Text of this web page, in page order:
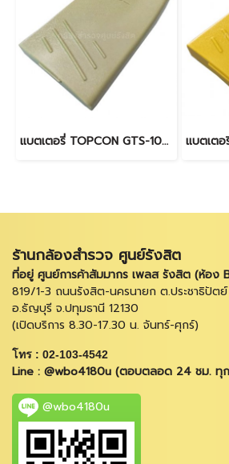
แบตเตอรี่ TOPCON GTS-100 Series
ร้านกล้องสำรวจ ศูนย์รังสิต
ที่อยู่ ศูนย์การค้าสัมมากร เพลส รังสิต (ห้อง
819/1-3 ถนนรังสิต-นครนายก ต.ประชาธิปัตย์
อ.ธัญบุรี จ.ปทุมธานี 12130
(เปิดบริการ 8.30-17.30 น. จันทร์-ศุกร์)
โทร : 02-103-4542
Line : @wbo4180u (ตอบตลอด 24 ชม. ทุ
@wbo4180u